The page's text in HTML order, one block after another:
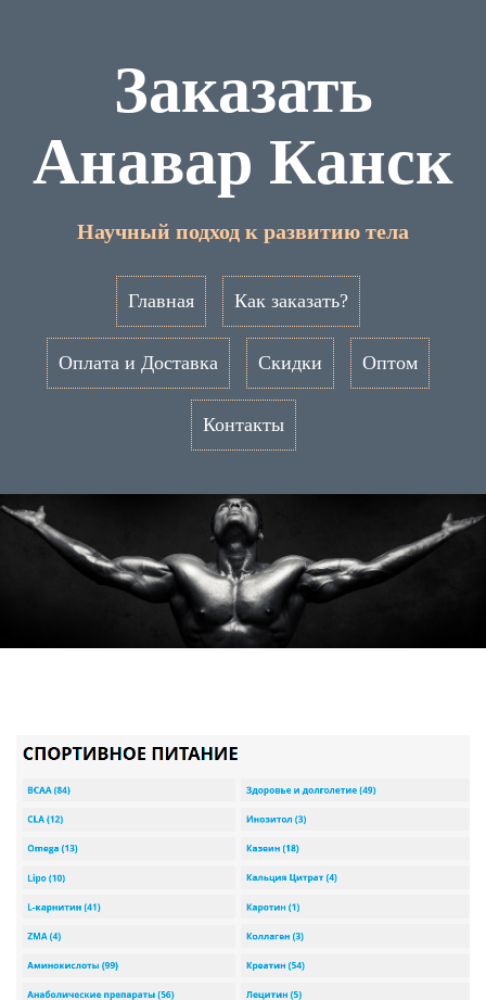
Заказать
Анавар Канск
Научный подход к развитию тела
Главная Как заказать?
Оплата и Доставка Скидки Оптом
Контакты